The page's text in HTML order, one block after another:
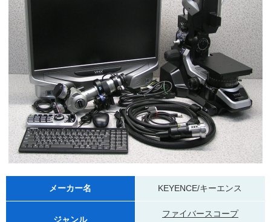
メーカー名 KEYENCE/キーエンス
ジャンル
ファイバースコープ